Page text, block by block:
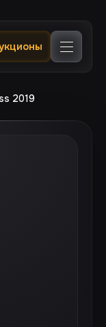
2019